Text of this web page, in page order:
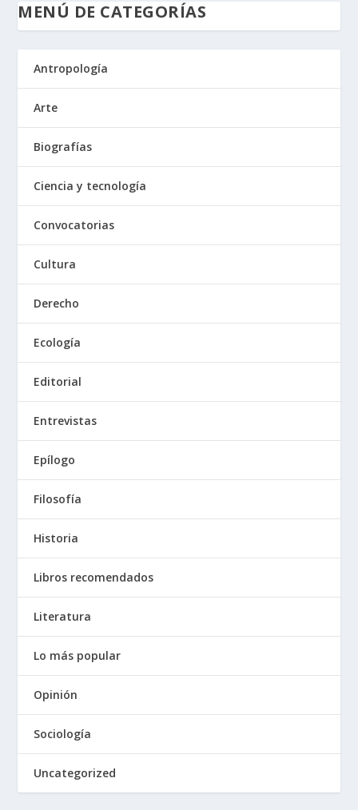
MENÚ DE CATEGORÍAS
Antropología
Arte
Biografías
Ciencia y tecnología
Convocatorias
Cultura
Derecho
Ecología
Editorial
Entrevistas
Epílogo
Filosofía
Historia
Libros recomendados
Literatura
Lo más popular
Opinión
Sociología
Uncategorized